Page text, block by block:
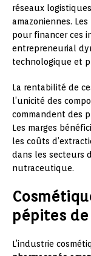
réseaux
amazoniennes. Les
pour financer ces
entrepreneurial
technologique et
La rentabilité de
l’unicité des
commandent des
Les marges
les coûts
dans les secteurs
nutraceutique.
pépites de
L’industrie